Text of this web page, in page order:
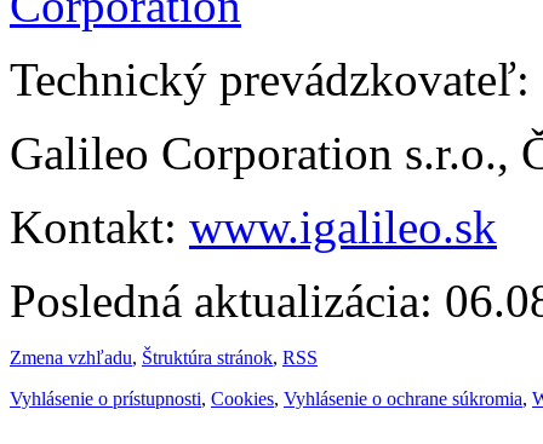
Technický prevádzkovateľ:
Galileo Corporation s.r.o.,
Kontakt: www.igalileo.sk
Posledná aktualizácia:
Zmena vzhľadu, Štruktúra stránok, RSS
Vyhlásenie o prístupnosti, Cookies, Vyhlásenie o ochrane súkromia,